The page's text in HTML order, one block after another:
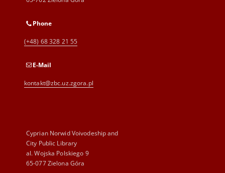
Phone
(+48) 68 328 21 55
E-Mail
kontakt@zbc.uz.zgora.pl
Cyprian Norwid Voivodeship and
City Public Library
al. Wojska Polskiego 9
65-077 Zielona Góra